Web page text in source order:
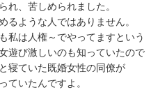
れ、苦しめられました。
るような人ではありません。
私は人権～でやってますという
遊び激しいのも知っていたので
寝ていた既婚女性の同僚が
ていたんですよ。